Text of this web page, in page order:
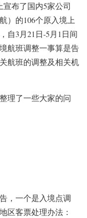
布了国内5家公司
）的106个原入境上
自3月21日-5月1日间
航班调整一事算是告
航班的调整及相关机
理了一些大家的问
，一个是入境点调
区客票处理办法：